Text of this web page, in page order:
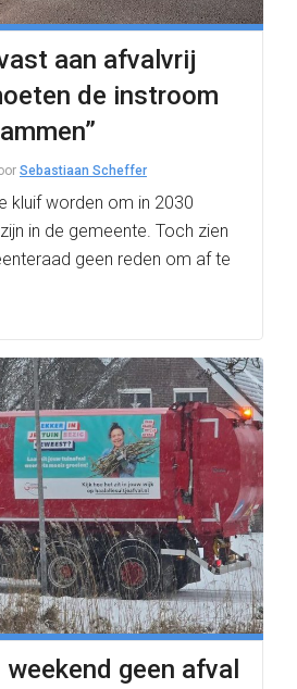
aan afvalvrij
de instroom
Sebastiaan Scheffer
kluif worden om in 2030
in de gemeente. Toch zien
geen reden om af te
geen afval